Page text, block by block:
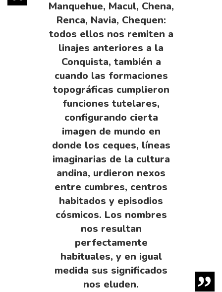
Manquehue, Macul, Chena,
Renca, Navia, Chequen:
todos ellos nos remiten a
linajes anteriores a la
Conquista, también a
cuando las formaciones
topográficas cumplieron
funciones tutelares,
configurando cierta
imagen de mundo en
donde los ceques, líneas
imaginarias de la cultura
andina, urdieron nexos
entre cumbres, centros
habitados y episodios
cósmicos. Los nombres
nos resultan
perfectamente
habituales, y en igual
medida sus significados
nos eluden.